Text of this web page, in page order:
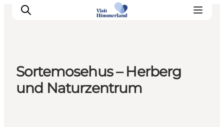
Erlebnisse
Sortemosehus – Herberg
und Naturzentrum